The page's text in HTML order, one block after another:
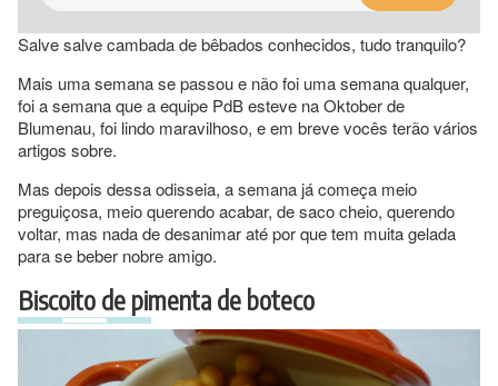
Salve salve cambada de bêbados conhecidos, tudo tranquilo?
Mais uma semana se passou e não foi uma semana qualquer,
foi a semana que a equipe PdB esteve na Oktober de
Blumenau, foi lindo maravilhoso, e em breve vocês terão vários
artigos sobre.
Mas depois dessa odisseia, a semana já começa meio
preguiçosa, meio querendo acabar, de saco cheio, querendo
voltar, mas nada de desanimar até por que tem muita gelada
para se beber nobre amigo.
Biscoito de pimenta de boteco